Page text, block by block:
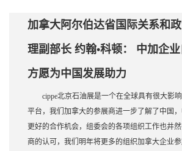
加拿大阿尔伯达省国际关系和
理副部长 约翰•科顿： 中加企
方愿为中国发展助力
cippe北京石油展是一个在全球具有很大影
平台，我们加拿大的参展商进一步了解了中国
更好的合作机会，组委会的各项组织工作也井
商的认可，我们明年将更多的组织加拿大企业参